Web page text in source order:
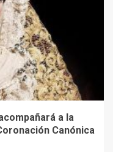
a la
Canónica